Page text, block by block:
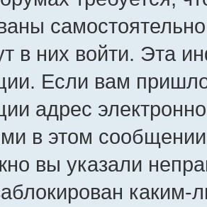
в них войти. Эта
Если вам
адрес
в этом
вы указали